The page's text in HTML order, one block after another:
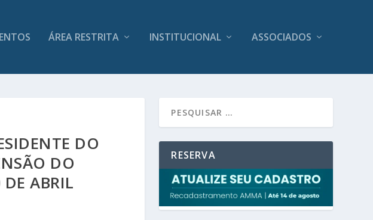
ÁREA RESTRITA INSTITUCIONAL ASSOCIADOS
DO
DO
ABRIL
RESERVA